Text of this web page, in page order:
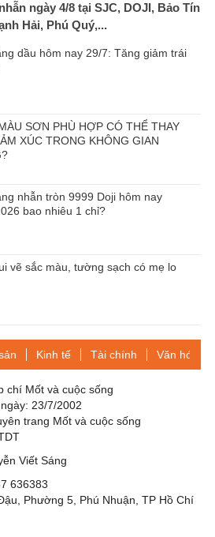
ngày 4/8 tại SJC, DOJI, Bảo Tín
Hải, Phú Quý,...
dầu hôm nay 29/7: Tăng giảm trái
SƠN PHÙ HỢP CÓ THỂ THAY
XÚC TRONG KHÔNG GIAN
nhẫn tròn 9999 Doji hôm nay
bao nhiêu 1 chỉ?
vẽ sắc màu, tường sạch có mẹ lo
Kinh tế Tài chính Văn hóa-
chí Mốt và cuộc sống
23/7/2002
trang Mốt và cuộc sống
Viết Sáng
636383
Phường 5, Phú Nhuận, TP Hồ Chí